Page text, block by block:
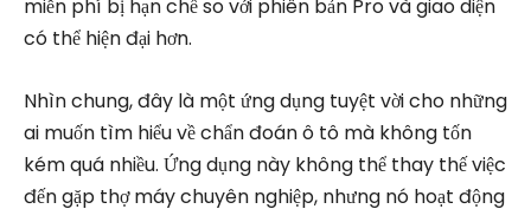
miễn phí bị hạn chế so với phiên bản Pro và giao diện
có thể hiện đại hơn.
Nhìn chung, đây là một ứng dụng tuyệt vời cho những
ai muốn tìm hiểu về chẩn đoán ô tô mà không tốn
kém quá nhiều. Ứng dụng này không thể thay thế việc
đến gặp thợ máy chuyên nghiệp, nhưng nó hoạt động